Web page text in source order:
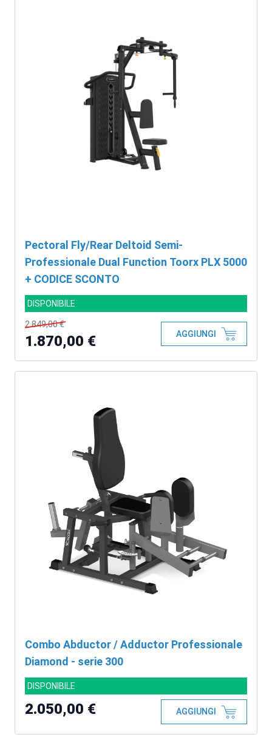
Pectoral Fly/Rear Deltoid Semi-
Professionale Dual Function Toorx PLX 5000
+ CODICE SCONTO
DISPONIBILE
2.849,00 €
1.870,00 € AGGIUNGI
Combo Abductor / Adductor Professionale
Diamond - serie 300
DISPONIBILE
2.050,00 € AGGIUNGI